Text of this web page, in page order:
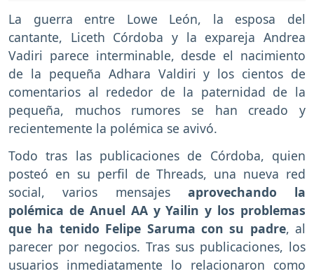
La guerra entre Lowe León, la esposa del
cantante, Liceth Córdoba y la expareja Andrea
Vadiri parece interminable, desde el nacimiento
de la pequeña Adhara Valdiri y los cientos de
comentarios al rededor de la paternidad de la
pequeña, muchos rumores se han creado y
recientemente la polémica se avivó.
Todo tras las publicaciones de Córdoba, quien
posteó en su perfil de Threads, una nueva red
social, varios mensajes aprovechando la
polémica de Anuel AA y Yailin y los problemas
que ha tenido Felipe Saruma con su padre, al
parecer por negocios. Tras sus publicaciones, los
usuarios inmediatamente lo relacionaron como